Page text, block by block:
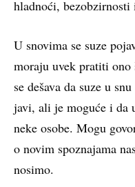
hladnoći,
U snovima se suze
moraju uvek pratiti ono
se dešava da suze u
javi, ali je moguće i da
neke osobe. Mogu
o novim spoznajama
nosimo.